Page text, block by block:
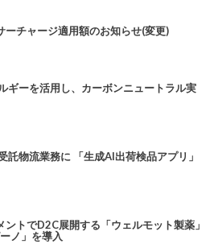
チャージ適用額のお知らせ(変更)
ギーを活用し、カーボンニュートラル実
託物流業務に 「生成AI出荷検品アプリ」
ントでD2C展開する「ウェルモット製薬」
ノ」を導入